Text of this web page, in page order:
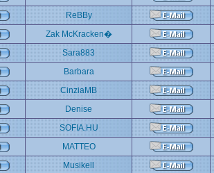
ReBBy
Zak McKracken�
Sara883
Barbara
CinziaMB
Denise
SOFIA.HU
MATTEO
Musikell